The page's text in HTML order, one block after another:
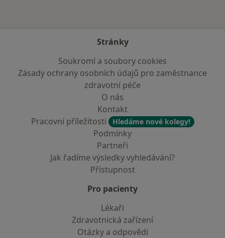
Stránky
Soukromí a soubory cookies
Zásady ochrany osobních údajů pro zaměstnance
zdravotní péče
O nás
Kontakt
Pracovní příležitosti
Hledáme nové kolegy!
Podmínky
Partneři
Jak řadíme výsledky vyhledávání?
Přístupnost
Pro pacienty
Lékaři
Zdravotnická zařízení
Otázky a odpovědi